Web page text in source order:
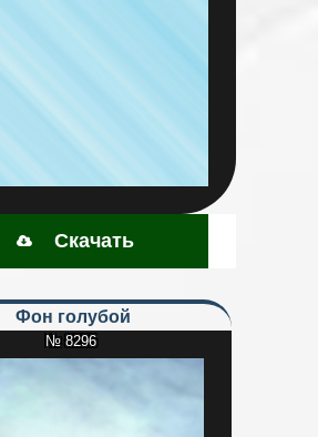
Скачать
Фон голубой
№ 8296